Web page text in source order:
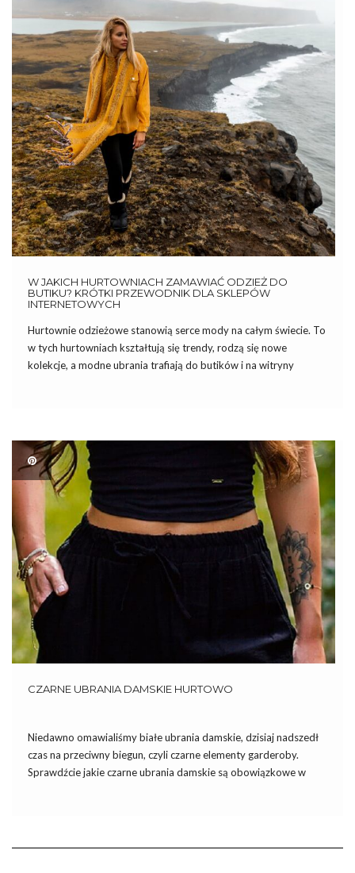
W JAKICH HURTOWNIACH ZAMAWIAĆ ODZIEŻ DO
BUTIKU? KRÓTKI PRZEWODNIK DLA SKLEPÓW
INTERNETOWYCH
Hurtownie odzieżowe stanowią serce mody na całym świecie. To
w tych hurtowniach kształtują się trendy, rodzą się nowe
kolekcje, a modne ubrania trafiają do butików i na witryny
CZARNE UBRANIA DAMSKIE HURTOWO
Niedawno omawialiśmy białe ubrania damskie, dzisiaj nadszedł
czas na przeciwny biegun, czyli czarne elementy garderoby.
Sprawdźcie jakie czarne ubrania damskie są obowiązkowe w